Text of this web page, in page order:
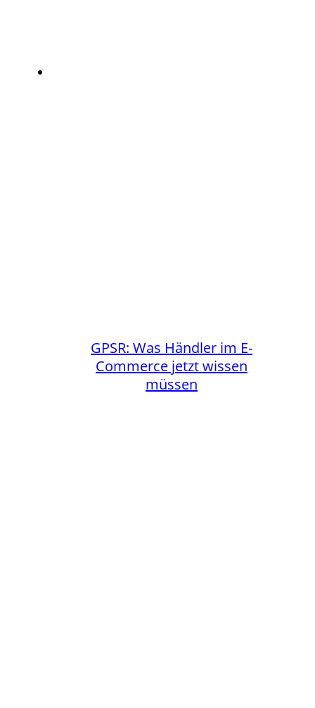
GPSR: Was Händler im E-
Commerce jetzt wissen
müssen